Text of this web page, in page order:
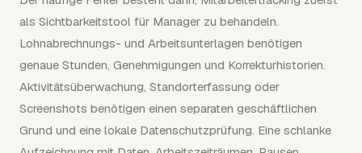
als Sichtbarkeitstool für Manager zu behandeln.
Lohnabrechnungs- und Arbeitsunterlagen benötigen
genaue Stunden, Genehmigungen und Korrekturhistorien.
Aktivitätsüberwachung, Standorterfassung oder
Screenshots benötigen einen separaten geschäftlichen
Grund und eine lokale Datenschutzprüfung. Eine schlanke